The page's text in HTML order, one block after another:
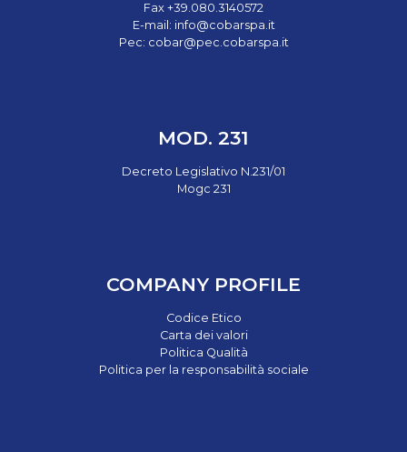
Fax +39.080.3140572
E-mail: info@cobarspa.it
Pec: cobar@pec.cobarspa.it
MOD. 231
Decreto Legislativo N.231/01
Mogc 231
COMPANY PROFILE
Codice Etico
Carta dei valori
Politica Qualità
Politica per la responsabilità sociale